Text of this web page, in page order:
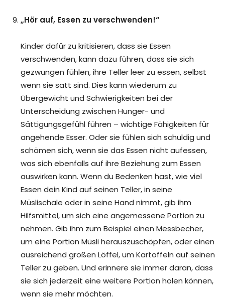
„Hör auf, Essen zu verschwenden!“
Kinder dafür zu kritisieren, dass sie Essen
verschwenden, kann dazu führen, dass sie sich
gezwungen fühlen, ihre Teller leer zu essen, selbst
wenn sie satt sind. Dies kann wiederum zu
Übergewicht und Schwierigkeiten bei der
Unterscheidung zwischen Hunger- und
Sättigungsgefühl führen – wichtige Fähigkeiten für
angehende Esser. Oder sie fühlen sich schuldig und
schämen sich, wenn sie das Essen nicht aufessen,
was sich ebenfalls auf ihre Beziehung zum Essen
auswirken kann. Wenn du Bedenken hast, wie viel
Essen dein Kind auf seinen Teller, in seine
Müslischale oder in seine Hand nimmt, gib ihm
Hilfsmittel, um sich eine angemessene Portion zu
nehmen. Gib ihm zum Beispiel einen Messbecher,
um eine Portion Müsli herauszuschöpfen, oder einen
ausreichend großen Löffel, um Kartoffeln auf seinen
Teller zu geben. Und erinnere sie immer daran, dass
sie sich jederzeit eine weitere Portion holen können,
wenn sie mehr möchten.